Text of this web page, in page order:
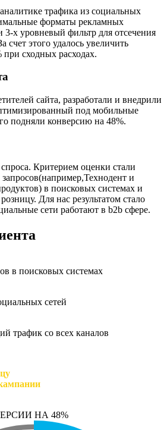
трафика из социальных
форматы рекламных
3-х уровневый фильтр для отсечения
счет этого удалось увеличить
сходных расходах.
сайта, разработали и внедрили
под мобильные
подняли конверсию на 48%.
спроса. Критерием оценки стали
и
в поисковых системах и
Для нас результатом стало
сети работают в b2b сфере.
в поисковых системах
сетей
трафик со всех каналов
НА 48%